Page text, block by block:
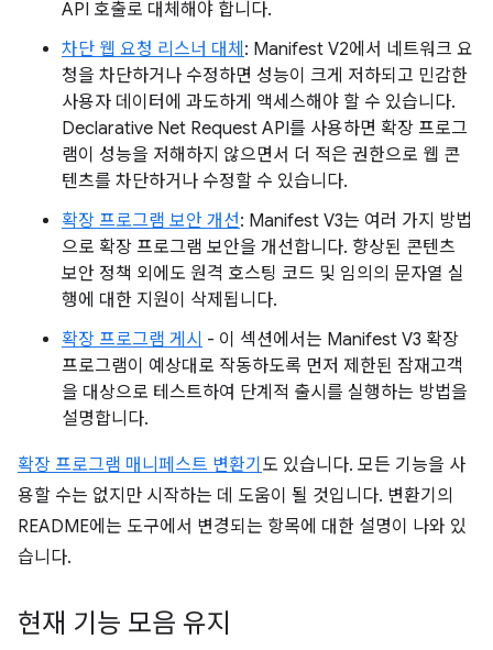
API 호출로 대체해야 합니다.
차단 웹 요청 리스너 대체 : Manifest V2에서 네트워크 요
청을 차단하거나 수정하면 성능이 크게 저하되고 민감한
사용자 데이터에 과도하게 액세스해야 할 수 있습니다.
Declarative Net Request API를 사용하면 확장 프로그
램이 성능을 저해하지 않으면서 더 적은 권한으로 웹 콘
텐츠를 차단하거나 수정할 수 있습니다.
확장 프로그램 보안 개선: Manifest V3는 여러 가지 방법
으로 확장 프로그램 보안을 개선합니다. 향상된 콘텐츠
보안 정책 외에도 원격 호스팅 코드 및 임의의 문자열 실
행에 대한 지원이 삭제됩니다.
확장 프로그램 게시 - 이 섹션에서는 Manifest V3 확장
프로그램이 예상대로 작동하도록 먼저 제한된 잠재고객
을 대상으로 테스트하여 단계적 출시를 실행하는 방법을
설명합니다.
확장 프로그램 매니페스트 변환기 도 있습니다. 모든 기능을 사
용할 수는 없지만 시작하는 데 도움이 될 것입니다. 변환기의
README에는 도구에서 변경되는 항목에 대한 설명이 나와 있
습니다.
현재 기능 모음 유지